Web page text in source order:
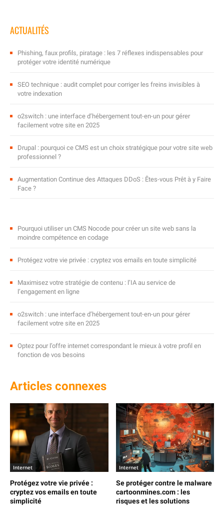
ACTUALITÉS
Phishing, faux profils, piratage : les 7 réflexes indispensables pour
protéger votre identité numérique
SEO technique : audit complet pour corriger les freins invisibles à
votre indexation
o2switch : une interface d’hébergement tout-en-un pour gérer
facilement votre site en 2025
Drupal : pourquoi ce CMS est un choix stratégique pour votre site web
professionnel ?
Augmentation Continue des Attaques DDoS : Êtes-vous Prêt à y Faire
Face ?
Pourquoi utiliser un CMS Nocode pour créer un site web sans la
moindre compétence en codage
Protégez votre vie privée : cryptez vos emails en toute simplicité
Maximisez votre stratégie de contenu : l’IA au service de
l’engagement en ligne
o2switch : une interface d’hébergement tout-en-un pour gérer
facilement votre site en 2025
Optez pour l’offre internet correspondant le mieux à votre profil en
fonction de vos besoins
Articles connexes
Internet
Protégez votre vie privée :
cryptez vos emails en toute
simplicité
Internet
Se protéger contre le malware
cartoonmines.com : les
risques et les solutions